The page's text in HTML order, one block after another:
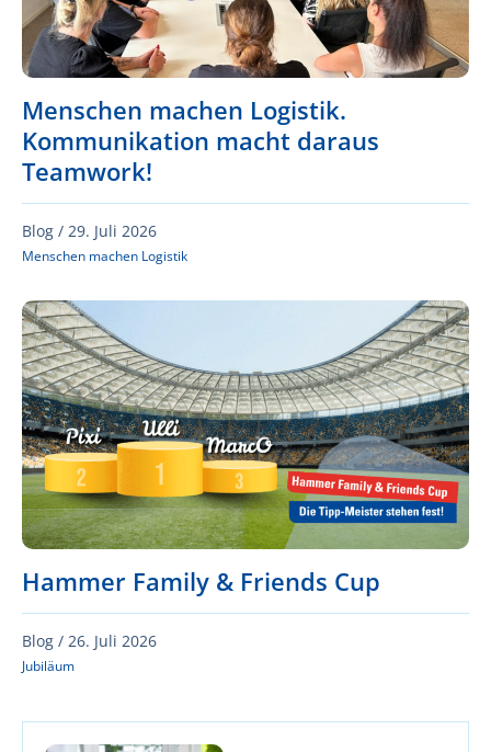
Menschen machen Logistik.
Kommunikation macht daraus
Teamwork!
Blog / 29. Juli 2026
Menschen machen Logistik
Hammer Family & Friends Cup
Blog / 26. Juli 2026
Jubiläum